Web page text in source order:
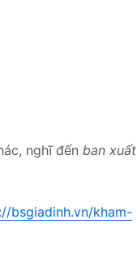
nghĩ đến ban xuất
bsgiadinh.vn/kham-